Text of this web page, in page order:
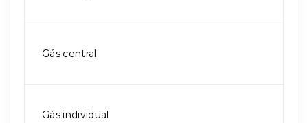
Gás central
Gás individual